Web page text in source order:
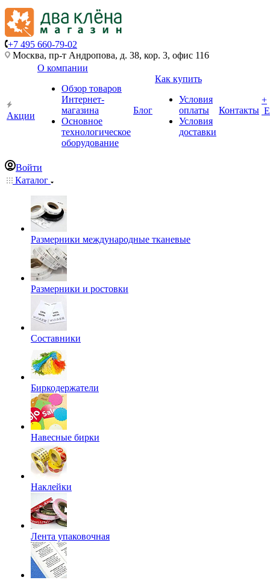
+7 495 660-79-02
Москва, пр-т Андропова, д. 38, кор. 3, офис 116
Акции
О компании
Обзор товаров
Интернет-
магазина
Основное
технологическое
оборудование
Блог
Как купить
Условия
оплаты
Условия
доставки
Контакты
+
Войти
Каталог
Размерники международные тканевые
Размерники и ростовки
Составники
Биркодержатели
Навесные бирки
Наклейки
Лента упаковочная